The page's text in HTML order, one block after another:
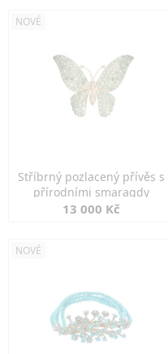
NOVÉ
Stříbrný pozlacený přívěs s
přírodními smaragdy
13 000 Kč
NOVÉ